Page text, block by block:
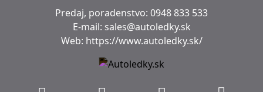
Predaj, poradenstvo: 0948 833 533
E-mail: sales@autoledky.sk
Web: https://www.autoledky.sk/